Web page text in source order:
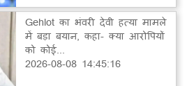
Gehlot का भंवरी देवी हत्या मामले
में बड़ा बयान, कहा- क्या आरोपियों
को कोई...
2026-08-08 14:45:16